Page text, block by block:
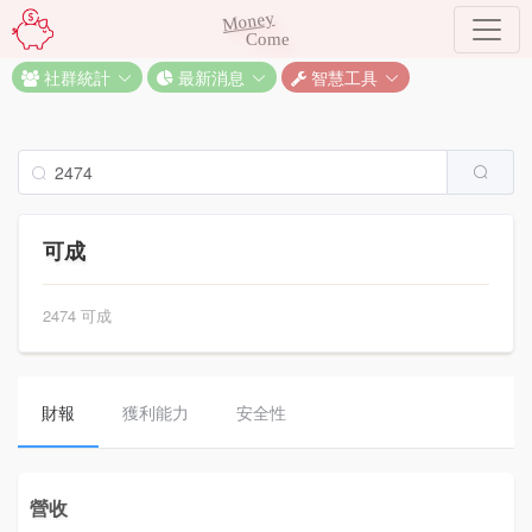
Money
Come
社群統計 最新消息 智慧工具
可成
2474 可成
財報 獲利能力 安全性
營收